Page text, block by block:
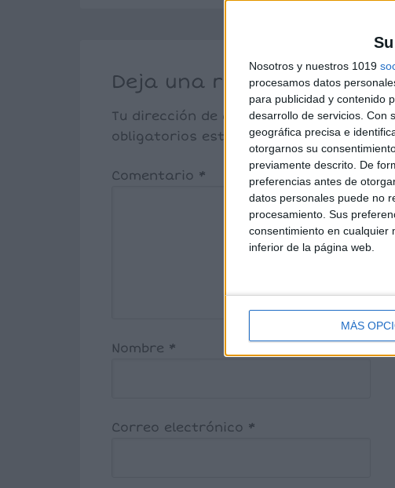
Nosotros y nuestros 1019
procesamos datos
para publicidad y contenido
desarrollo de servicios. Con
geográfica precisa e
otorgarnos su
previamente descrito. De
preferencias antes de
datos personales puede no
procesamiento. Sus
consentimiento en cualquier
inferior de la página web.
MÁS
Deja una respuesta
Tu dirección de correo electrónico no
obligatorios están marcados con *
Comentario *
Nombre *
Correo electrónico *